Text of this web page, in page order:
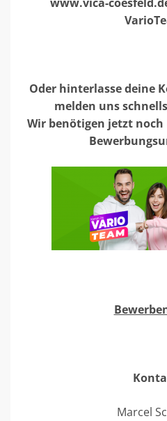
Oder hinterlasse deine
melden uns
Wir benötigen jetzt
Marcel